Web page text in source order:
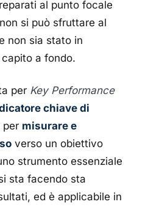
al punto focale
si può sfruttare al
non sia stato in
a fondo.
per Key Performance
chiave di
per misurare e
verso un obiettivo
strumento essenziale
sta facendo sta
ed è applicabile in